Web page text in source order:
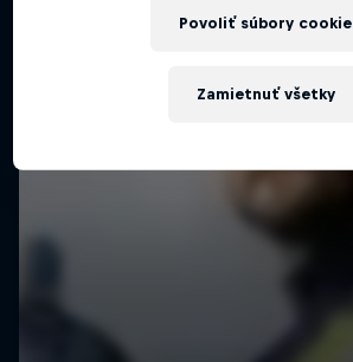
Zamietnuť všetky
Povoliť súbory cookie